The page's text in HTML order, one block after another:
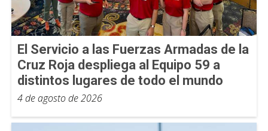
El Servicio a las Fuerzas Armadas de la
Cruz Roja despliega al Equipo 59 a
distintos lugares de todo el mundo
4 de agosto de 2026